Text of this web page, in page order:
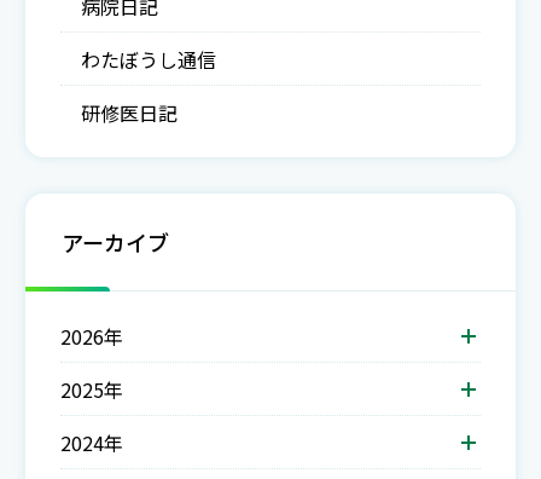
わたぼうし通信
研修医日記
アーカイブ
2026年
2025年
2024年